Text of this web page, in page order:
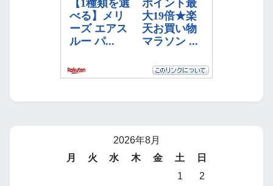
2026年8月
月
火 水 木 金 土
日
1
2